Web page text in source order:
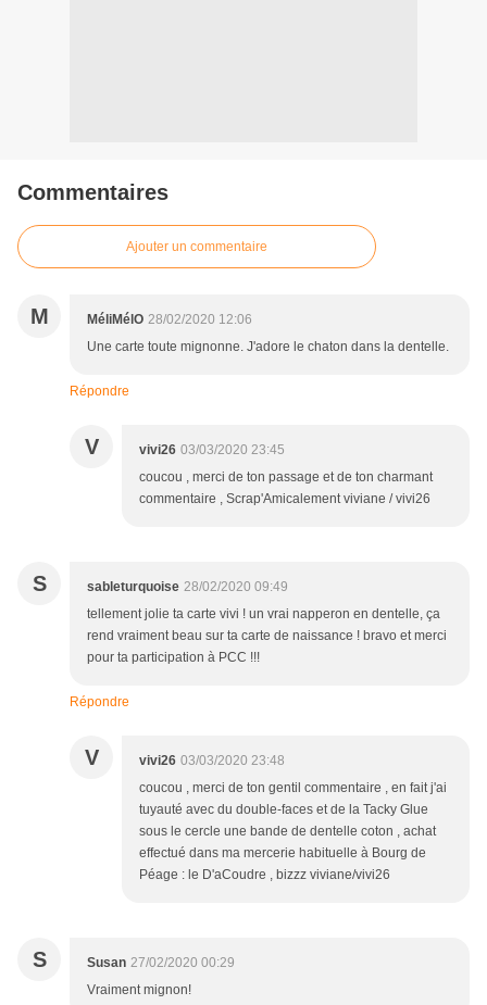
Commentaires
Ajouter un commentaire
M MéliMélO 28/02/2020 12:06
Une carte toute mignonne. J'adore le chaton dans la dentelle.
Répondre
V vivi26 03/03/2020 23:45
coucou , merci de ton passage et de ton charmant
commentaire , Scrap'Amicalement viviane / vivi26
S sableturquoise 28/02/2020 09:49
tellement jolie ta carte vivi ! un vrai napperon en dentelle, ça
rend vraiment beau sur ta carte de naissance ! bravo et merci
pour ta participation à PCC !!!
Répondre
V vivi26 03/03/2020 23:48
coucou , merci de ton gentil commentaire , en fait j'ai
tuyauté avec du double-faces et de la Tacky Glue
sous le cercle une bande de dentelle coton , achat
effectué dans ma mercerie habituelle à Bourg de
Péage : le D'aCoudre , bizzz viviane/vivi26
S Susan 27/02/2020 00:29
Vraiment mignon!